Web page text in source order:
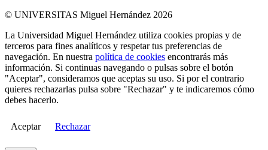
© UNIVERSITAS Miguel Hernández 2026
La Universidad Miguel Hernández utiliza cookies propias y de
terceros para fines analíticos y respetar tus preferencias de
navegación. En nuestra política de cookies encontrarás más
información. Si continuas navegando o pulsas sobre el botón
"Aceptar", consideramos que aceptas su uso. Si por el contrario
quieres rechazarlas pulsa sobre "Rechazar" y te indicaremos cómo
debes hacerlo.
Aceptar Rechazar